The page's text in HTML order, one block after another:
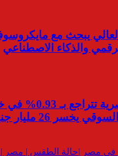
العالي يبحث مع
والذكاء الاصطناعي
البورصة
26 مليار جنيه